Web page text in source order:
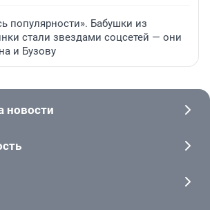
популярности». Бабушки из
стали звездами соцсетей — они
и Бузову
новости